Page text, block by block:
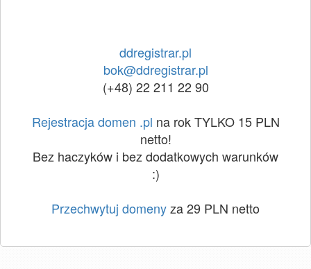
ddregistrar.pl
bok@ddregistrar.pl
(+48) 22 211 22 90
Rejestracja domen .pl na rok TYLKO 15 PLN
netto!
Bez haczyków i bez dodatkowych warunków
:)
Przechwytuj domenyza 29 PLN netto